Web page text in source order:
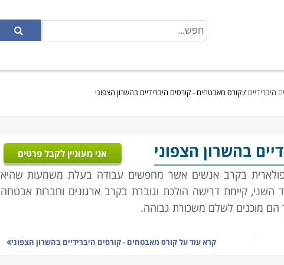
היברידיים /קורס מאבטחים - קורסים היברידיים בהשרון הצפוני
בהשרון הצפוני אני מעוניין לקבל פרטים
בקרב אנשים אשר מחפשים עבודה בעלת משמעות שהיא
קיימת דרישה הולכת וגוברת בקרב ארגונים וחברות אבטחה
הם מוכנים לשלם משכורת גבוהה.
ערנות, פיקחות ואינטליגנציה. יחד עם זאת, תכונות אלו אינן
קרא עוד עלקורס מאבטחים - קורסים היברידיים בהשרון הצפוני